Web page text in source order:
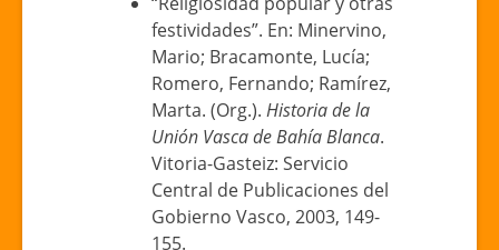
festividades”. En: Minervino,
Mario; Bracamonte, Lucía;
Romero, Fernando; Ramírez,
Marta. (Org.). Historia de la
Unión Vasca de Bahía Blanca.
Vitoria-Gasteiz: Servicio
Central de Publicaciones del
Gobierno Vasco, 2003, 149-
155.